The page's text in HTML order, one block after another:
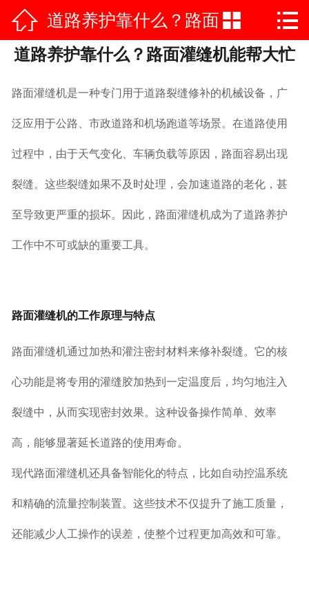
 网站首页
公司简介
产品中心
荣誉资质
公司实力
新闻中心
 道路养护靠什么？路面
灌缝机能帮大忙
 
道路养护靠什么？路面灌缝机能帮大忙
路面灌缝机是一种专门用于道路裂缝修补的机械设备，广
泛应用于公路、市政道路和机场跑道等场景。在道路使用
过程中，由于天气变化、车辆负载等原因，路面容易出现
裂缝。这些裂缝如果不及时处理，会加速道路的老化，甚
至导致更严重的损坏。因此，路面灌缝机成为了道路养护
工作中不可或缺的重要工具。
路面灌缝机的工作原理与特点
路面灌缝机通过加热和灌注密封材料来修补裂缝。它的核
心功能是将专用的灌缝胶加热到一定温度后，均匀地注入
裂缝中，从而实现密封效果。这种设备操作简单、效率
高，能够显著延长道路的使用寿命。
现代路面灌缝机还具备智能化的特点，比如自动控温系统
和精确的流量控制装置。这些技术不仅提升了施工质量，
还能减少人工操作的误差，使整个过程更加高效和可靠。